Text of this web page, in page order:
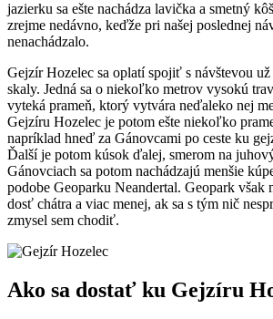
jazierku sa ešte nachádza lavička a smetný
zrejme nedávno, keďže pri našej poslednej
nenachádzalo.
Gejzír Hozelec sa oplatí spojiť s návštevou
skaly. Jedná sa o niekoľko metrov vysokú
vyteká prameň, ktorý vytvára neďaleko nej
Gejzíru Hozelec je potom ešte niekoľko
napríklad hneď za Gánovcami po ceste ku
Ďalší je potom kúsok ďalej, smerom na
Gánovciach sa potom nachádzajú menšie
podobe Geoparku Neandertal. Geopark však
dosť chátra a viac menej, ak sa s tým nič
zmysel sem chodiť.
Ako sa dostať ku Gejzíru